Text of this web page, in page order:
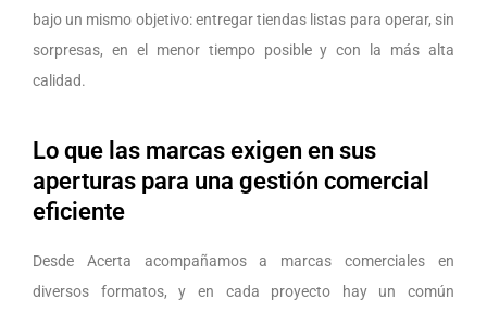
bajo un mismo objetivo: entregar tiendas listas para operar, sin
sorpresas, en el menor tiempo posible y con la más alta
calidad.
Lo que las marcas exigen en sus
aperturas para una gestión comercial
eficiente
Desde Acerta acompañamos a marcas comerciales en
diversos formatos, y en cada proyecto hay un común